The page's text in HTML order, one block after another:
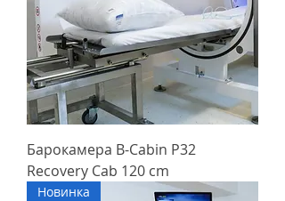
Барокамера B-Cabin P32
Recovery Cab 120 cm
Новинка